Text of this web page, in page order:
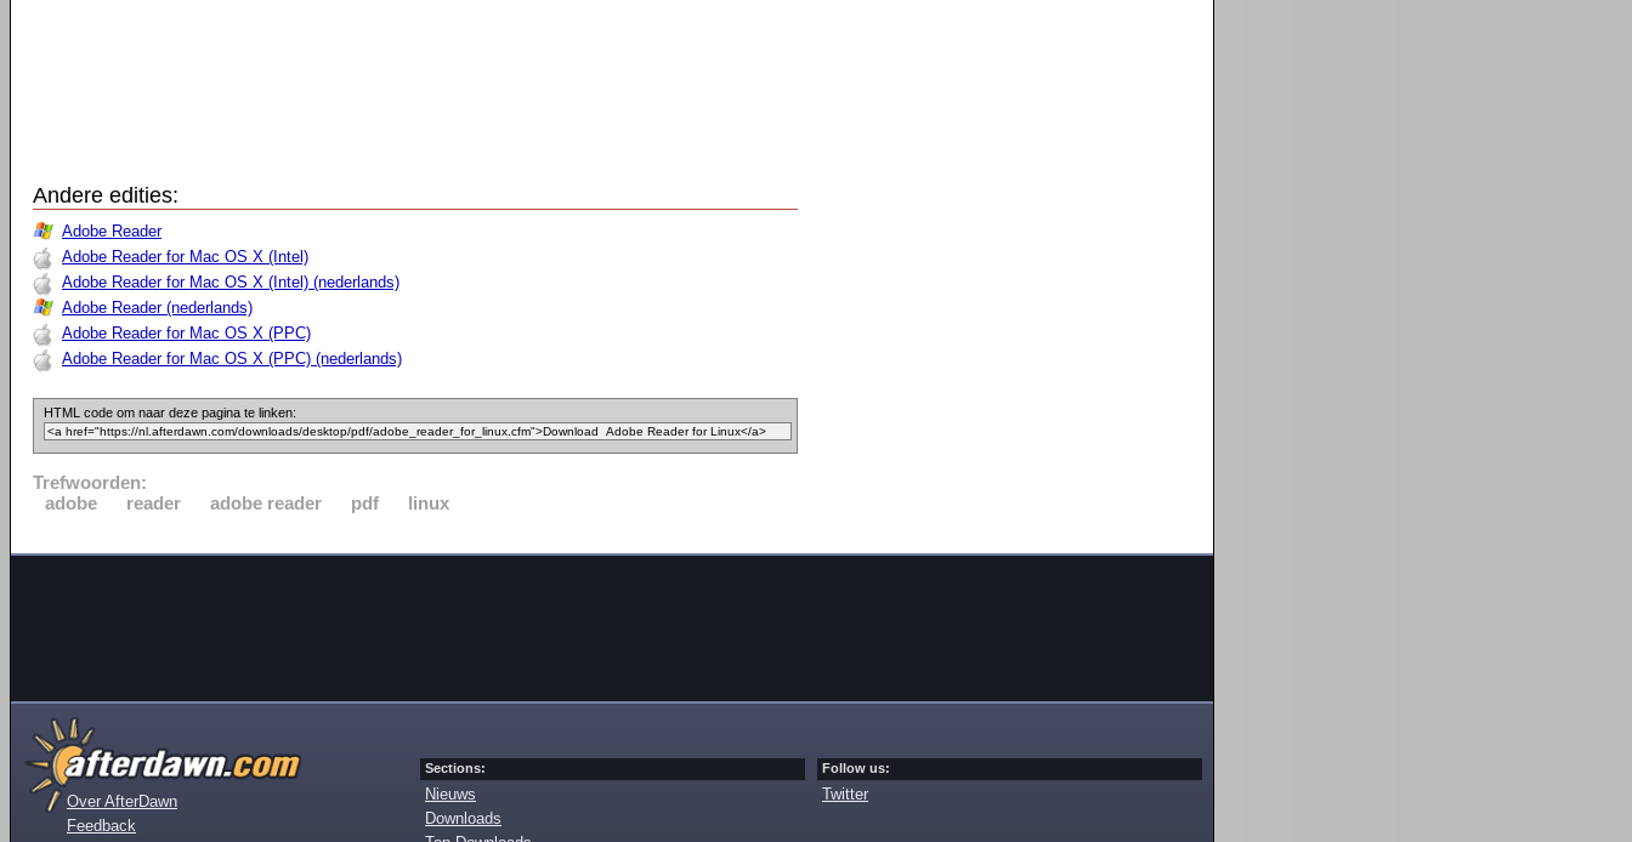
Andere edities:
Adobe Reader
Adobe Reader for Mac OS X (Intel)
Adobe Reader for Mac OS X (Intel) (nederlands)
Adobe Reader (nederlands)
Adobe Reader for Mac OS X (PPC)
Adobe Reader for Mac OS X (PPC) (nederlands)
HTML code om naar deze pagina te linken:
Trefwoorden:
adobe
reader adobe reader pdf linux
Over AfterDawn
Feedback
Sections:
Nieuws
Downloads
Follow us:
Twitter